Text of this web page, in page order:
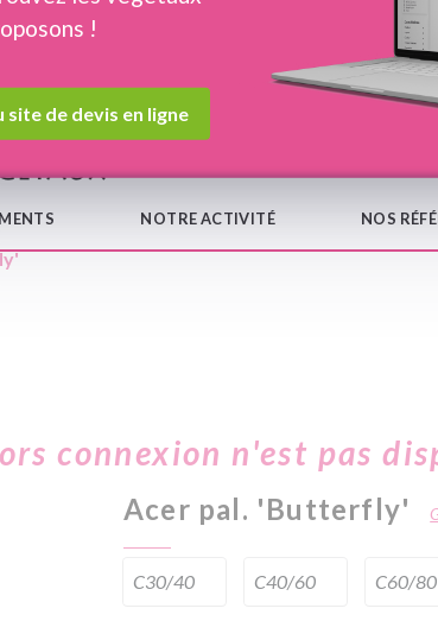
Devis en ligne
NOTRE ACTIVITÉ NOS
!
site de devis en ligne
connexion n'est pas
Acer pal. 'Butterfly'
C30/40 C40/60 C60/80